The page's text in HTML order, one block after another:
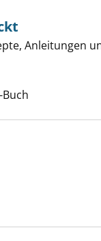
anzeigen
Anleitungen
Buch
anzeigen